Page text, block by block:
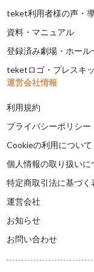
teket利用者様の声・
資料・マニュアル
登録済み劇場・ホール
teketロゴ・プレスキ
運営会社情報
利用規約
プライバシーポリシー
Cookieの利用について
個人情報の取り扱いに
特定商取引法に基づく
運営会社
お知らせ
お問い合わせ